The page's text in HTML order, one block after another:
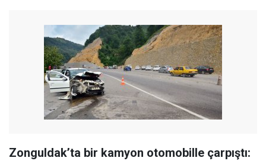
Zonguldak’ta bir kamyon otomobille çarpıştı: